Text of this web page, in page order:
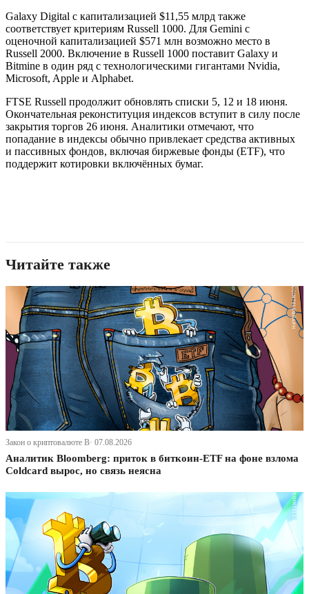
Galaxy Digital с капитализацией $11,55 млрд также
соответствует критериям Russell 1000. Для Gemini с
оценочной капитализацией $571 млн возможно место в
Russell 2000. Включение в Russell 1000 поставит Galaxy и
Bitmine в один ряд с технологическими гигантами Nvidia,
Microsoft, Apple и Alphabet.
FTSE Russell продолжит обновлять списки 5, 12 и 18 июня.
Окончательная реконституция индексов вступит в силу после
закрытия торгов 26 июня. Аналитики отмечают, что
попадание в индексы обычно привлекает средства активных
и пассивных фондов, включая биржевые фонды (ETF), что
поддержит котировки включённых бумаг.
Читайте также
Закон о криптовалюте В· 07.08.2026
Аналитик Bloomberg: приток в биткоин-ETF на фоне взлома
Coldcard вырос, но связь неясна